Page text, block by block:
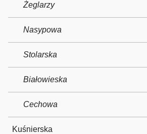
Żeglarzy
Nasypowa
Stolarska
Białowieska
Cechowa
Kuśnierska